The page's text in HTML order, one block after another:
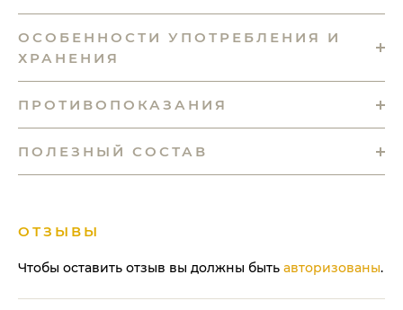
ОСОБЕННОСТИ УПОТРЕБЛЕНИЯ И
ХРАНЕНИЯ
ПРОТИВОПОКАЗАНИЯ
ПОЛЕЗНЫЙ СОСТАВ
ОТЗЫВЫ
Чтобы оставить отзыв вы должны быть авторизованы.